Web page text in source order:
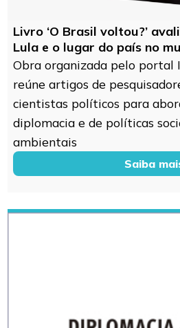
Livro ‘O Brasil voltou?’
Lula e o lugar do país no
Obra organizada pelo portal
reúne artigos de
cientistas políticos para
diplomacia e de políticas
ambientais
Saiba